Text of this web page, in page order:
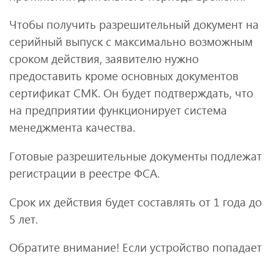
Чтобы получить разрешительный документ на
серийный выпуск с максимально возможным
сроком действия, заявителю нужно
предоставить кроме основных документов
сертификат СМК. Он будет подтверждать, что
на предприятии функционирует система
менеджмента качества.
Готовые разрешительные документы подлежат
регистрации в реестре ФСА.
Срок их действия будет составлять от 1 года до
5 лет.
Обратите внимание! Если устройство попадает